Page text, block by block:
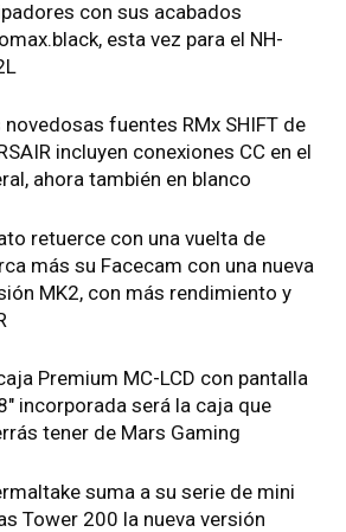
con sus acabados
esta vez para el NH-
novedosas fuentes RMx SHIFT de
incluyen conexiones CC en el
ahora también en blanco
retuerce con una vuelta de
más su Facecam con una nueva
MK2, con más rendimiento y
Premium MC-LCD con pantalla
incorporada será la caja que
tener de Mars Gaming
suma a su serie de mini
Tower 200 la nueva versión